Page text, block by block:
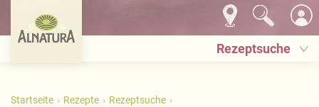
Rezeptsuche
Startseite Rezepte
Rezeptsuche